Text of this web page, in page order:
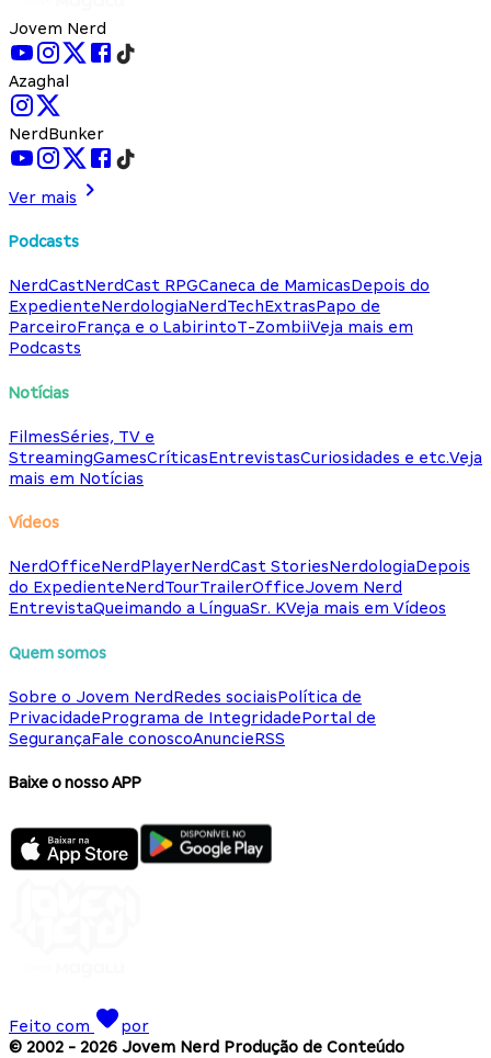
Jovem Nerd
Azaghal
NerdBunker
Ver mais
Podcasts
NerdCastNerdCast RPGCaneca de MamicasDepois do
ExpedienteNerdologiaNerdTechExtrasPapo de
ParceiroFrança e o LabirintoT-ZombiiVeja mais em
Podcasts
Notícias
FilmesSéries, TV e
StreamingGamesCríticasEntrevistasCuriosidades e etc.Veja
mais em Notícias
Vídeos
NerdOfficeNerdPlayerNerdCast StoriesNerdologiaDepois
do ExpedienteNerdTourTrailerOfficeJovem Nerd
EntrevistaQueimando a LínguaSr. KVeja mais em Vídeos
Quem somos
Sobre o Jovem NerdRedes sociaisPolítica de
PrivacidadePrograma de IntegridadePortal de
SegurançaFale conoscoAnuncieRSS
Baixe o nosso APP
Feito com
por
© 2002 - 2026 Jovem Nerd Produção de Conteúdo